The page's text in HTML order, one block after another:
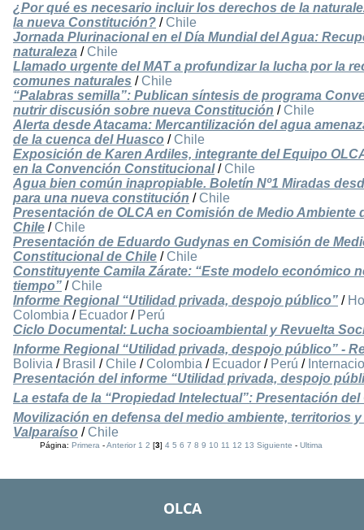
¿Por qué es necesario incluir los derechos de la
la nueva Constitución? / Chile
Jornada Plurinacional en el Día Mundial del Agua:
naturaleza / Chile
Llamado urgente del MAT a profundizar la lucha por la
comunes naturales / Chile
“Palabras semilla”: Publican síntesis de programa
nutrir discusión sobre nueva Constitución / Chile
Alerta desde Atacama: Mercantilización del agua
de la cuenca del Huasco / Chile
Exposición de Karen Ardiles, integrante del Equipo
en la Convención Constitucional/ Chile
Agua bien común inapropiable. Boletín Nº1 Miradas
para una nueva constitución / Chile
Presentación de OLCA en Comisión de Medio
Chile / Chile
Presentación de Eduardo Gudynas en Comisión de
Constitucional de Chile / Chile
Constituyente Camila Zárate: “Este modelo económico
tiempo” / Chile
Informe Regional “Utilidad privada, despojo público” /
Colombia / Ecuador / Perú
Ciclo Documental: Lucha socioambiental y Revuelta
Informe Regional “Utilidad privada, despojo público” -
Bolivia / Brasil / Chile / Colombia / Ecuador / Perú /
Presentación del informe “Utilidad privada, despojo
La estafa de la “Propiedad Intelectual”: Presentación
Movilización en defensa del medio ambiente, territorios
Valparaíso / Chile
Página:Primera -Anterior 1 2 [3]4 5 6 7 8 9 10 11 12 13 Siguiente -Ultima
OLCA